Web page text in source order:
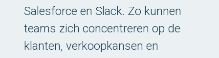
Salesforce en Slack. Zo kunnen
teams zich concentreren op de
klanten, verkoopkansen en